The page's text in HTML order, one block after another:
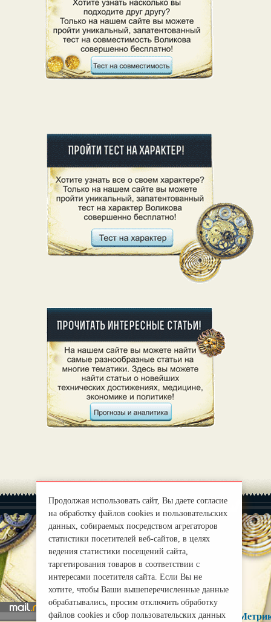
О нас |
mirprognoz@mail.ru
Продолжая использовать сайт, Вы даете согласие
на обработку файлов cookies и пользовательских
данных, собираемых посредством агрегаторов
статистики посетителей веб-сайтов, в целях
ведения статистики посещений сайта,
таргетирования товаров в соответствии с
интересами посетителя сайта. Если Вы не
хотите, чтобы Ваши вышеперечисленные данные
обрабатывались, просим отключить обработку
файлов cookies и сбор пользовательских данных